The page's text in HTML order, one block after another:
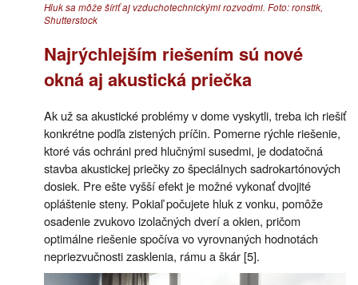
Hluk sa môže šíriť aj vzduchotechnickými rozvodmi. Foto: ronstik,
Shutterstock
Najrýchlejším riešením sú nové
okná aj akustická priečka
Ak už sa akustické problémy v dome vyskytli, treba ich riešiť
konkrétne podľa zistených príčin. Pomerne rýchle riešenie,
ktoré vás ochráni pred hlučnými susedmi, je dodatočná
stavba akustickej priečky zo špeciálnych sadrokartónových
dosiek. Pre ešte vyšší efekt je možné vykonať dvojité
opláštenie steny. Pokiaľ počujete hluk z vonku, pomôže
osadenie zvukovo izolačných dverí a okien, pričom
optimálne riešenie spočíva vo vyrovnaných hodnotách
nepriezvučnosti zasklenia, rámu a škár [5].